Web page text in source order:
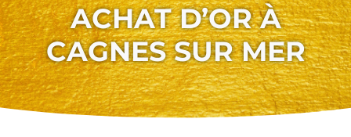
ACHAT D’OR À
CAGNES SUR MER